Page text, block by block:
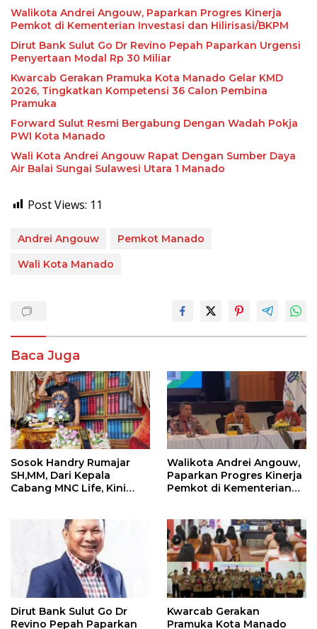
Walikota Andrei Angouw, Paparkan Progres Kinerja
Pemkot di Kementerian Investasi dan Hilirisasi/BKPM
Dirut Bank Sulut Go Dr Revino Pepah Paparkan Urgensi
Penyertaan Modal Rp 30 Miliar
Kwarcab Gerakan Pramuka Kota Manado Gelar KMD
2026, Tingkatkan Kompetensi 36 Calon Pembina
Pramuka
Forward Sulut Resmi Bergabung Dengan Wadah Pokja
PWI Kota Manado
Wali Kota Andrei Angouw Rapat Dengan Sumber Daya
Air Balai Sungai Sulawesi Utara 1 Manado
Post Views: 11
Andrei Angouw
Pemkot Manado
Wali Kota Manado
Baca Juga
Sosok Handry Rumajar
SH,MM, Dari Kepala
Cabang MNC Life, Kini
Walikota Andrei Angouw,
Paparkan Progres Kinerja
Pemkot di Kementerian
Dirut Bank Sulut Go Dr
Revino Pepah Paparkan
Kwarcab Gerakan
Pramuka Kota Manado